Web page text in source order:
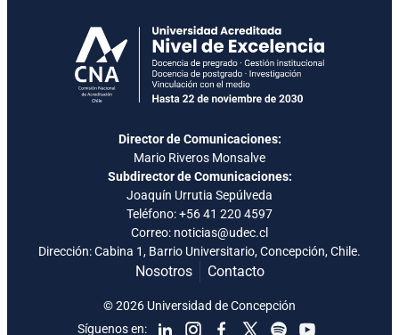
Director de Comunicaciones:
Mario Riveros Monsalve
Subdirector de Comunicaciones:
Joaquín Urrutia Sepúlveda
Teléfono:+56 41 220 4597
Correo: noticias@udec.cl
Dirección: Cabina 1, Barrio Universitario, Concepción, Chile.
Nosotros Contacto
Síguenos en:
© 2026 Universidad de Concepción